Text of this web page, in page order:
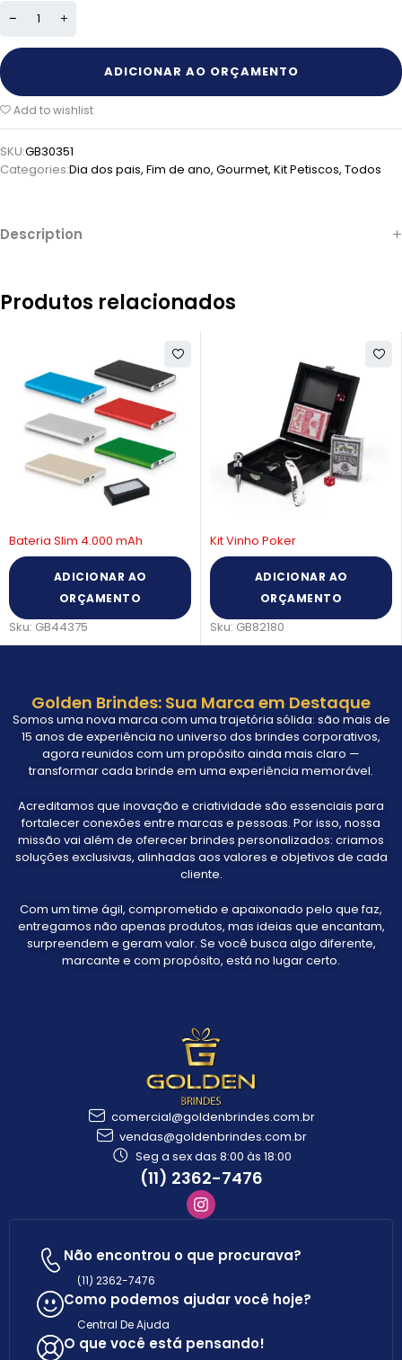
ADICIONAR AO ORÇAMENTO
Add to wishlist
SKU:GB30351
Categories:Dia dos pais, Fim de ano, Gourmet, Kit Petiscos, Todos
Description
Produtos relacionados
Bateria Slim 4.000 mAh
ADICIONAR AO
ORÇAMENTO
Sku: GB44375
Kit Vinho Poker
ADICIONAR AO
ORÇAMENTO
Sku: GB82180
Golden Brindes: Sua Marca em Destaque
Somos uma nova marca com uma trajetória sólida: são mais de
15 anos de experiência no universo dos brindes corporativos,
agora reunidos com um propósito ainda mais claro —
transformar cada brinde em uma experiência memorável.
Acreditamos que inovação e criatividade são essenciais para
fortalecer conexões entre marcas e pessoas. Por isso, nossa
missão vai além de oferecer brindes personalizados: criamos
soluções exclusivas, alinhadas aos valores e objetivos de cada
cliente.
Com um time ágil, comprometido e apaixonado pelo que faz,
entregamos não apenas produtos, mas ideias que encantam,
surpreendem e geram valor. Se você busca algo diferente,
marcante e com propósito, está no lugar certo.
comercial@goldenbrindes.com.br
vendas@goldenbrindes.com.br
Seg a sex das 8:00 às 18:00
(11) 2362-7476
Não encontrou o que procurava?
(11) 2362-7476
Como podemos ajudar você hoje?
Central De Ajuda
O que você está pensando!